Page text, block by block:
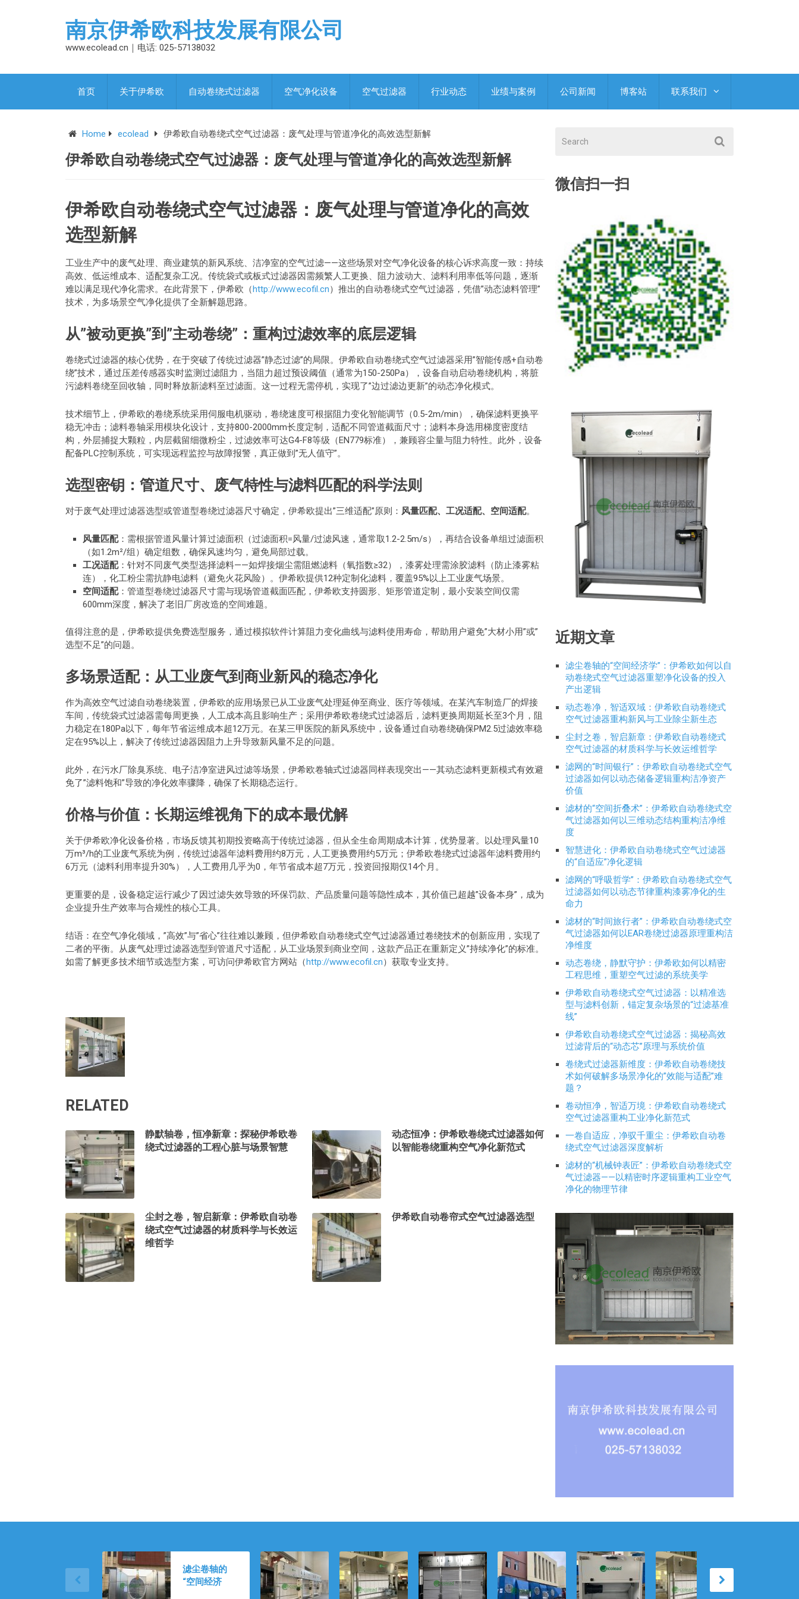
南京伊希欧科技发展有限公司
www.ecolead.cn｜电话: 025-57138032
首页 关于伊希欧 自动卷绕式过滤器 空气净化设备 空气过滤器 行业动态 业绩与案例 公司新闻 博客站 联系我们
Home ecolead 伊希欧自动卷绕式空气过滤器：废气处理与管道净化的高效选型新解
伊希欧自动卷绕式空气过滤器：废气处理与管道净化的高效选型新解
伊希欧自动卷绕式空气过滤器：废气处理与管道净化的高效
选型新解
工业生产中的废气处理、商业建筑的新风系统、洁净室的空气过滤——这些场景对空气净化设备的核心诉求高度一致：持续
高效、低运维成本、适配复杂工况。传统袋式或板式过滤器因需频繁人工更换、阻力波动大、滤料利用率低等问题，逐渐
难以满足现代净化需求。在此背景下，伊希欧（http://www.ecofil.cn）推出的自动卷绕式空气过滤器，凭借”动态滤料管理”
技术，为多场景空气净化提供了全新解题思路。
从”被动更换”到”主动卷绕”：重构过滤效率的底层逻辑
卷绕式过滤器的核心优势，在于突破了传统过滤器”静态过滤”的局限。伊希欧自动卷绕式空气过滤器采用”智能传感+自动卷
绕”技术，通过压差传感器实时监测过滤阻力，当阻力超过预设阈值（通常为150-250Pa），设备自动启动卷绕机构，将脏
污滤料卷绕至回收轴，同时释放新滤料至过滤面。这一过程无需停机，实现了”边过滤边更新”的动态净化模式。
技术细节上，伊希欧的卷绕系统采用伺服电机驱动，卷绕速度可根据阻力变化智能调节（0.5-2m/min），确保滤料更换平
稳无冲击；滤料卷轴采用模块化设计，支持800-2000mm长度定制，适配不同管道截面尺寸；滤料本身选用梯度密度结
构，外层捕捉大颗粒，内层截留细微粉尘，过滤效率可达G4-F8等级（EN779标准），兼顾容尘量与阻力特性。此外，设备
配备PLC控制系统，可实现远程监控与故障报警，真正做到”无人值守”。
选型密钥：管道尺寸、废气特性与滤料匹配的科学法则
对于废气处理过滤器选型或管道型卷绕过滤器尺寸确定，伊希欧提出”三维适配”原则： 风量匹配、工况适配、空间适配。
风量匹配：需根据管道风量计算过滤面积（过滤面积=风量/过滤风速，通常取1.2-2.5m/s），再结合设备单组过滤面积
（如1.2m²/组）确定组数，确保风速均匀，避免局部过载。
工况适配：针对不同废气类型选择滤料——如焊接烟尘需阻燃滤料（氧指数≥32），漆雾处理需涂胶滤料（防止漆雾粘
连），化工粉尘需抗静电滤料（避免火花风险）。伊希欧提供12种定制化滤料，覆盖95%以上工业废气场景。
空间适配：管道型卷绕过滤器尺寸需与现场管道截面匹配，伊希欧支持圆形、矩形管道定制，最小安装空间仅需
600mm深度，解决了老旧厂房改造的空间难题。
值得注意的是，伊希欧提供免费选型服务，通过模拟软件计算阻力变化曲线与滤料使用寿命，帮助用户避免”大材小用”或”
选型不足”的问题。
多场景适配：从工业废气到商业新风的稳态净化
作为高效空气过滤自动卷绕装置，伊希欧的应用场景已从工业废气处理延伸至商业、医疗等领域。在某汽车制造厂的焊接
车间，传统袋式过滤器需每周更换，人工成本高且影响生产；采用伊希欧卷绕式过滤器后，滤料更换周期延长至3个月，阻
力稳定在180Pa以下，每年节省运维成本超12万元。在某三甲医院的新风系统中，设备通过自动卷绕确保PM2.5过滤效率稳
定在95%以上，解决了传统过滤器因阻力上升导致新风量不足的问题。
此外，在污水厂除臭系统、电子洁净室进风过滤等场景，伊希欧卷轴式过滤器同样表现突出——其动态滤料更新模式有效避
免了”滤料饱和”导致的净化效率骤降，确保了长期稳态运行。
价格与价值：长期运维视角下的成本最优解
关于伊希欧净化设备价格，市场反馈其初期投资略高于传统过滤器，但从全生命周期成本计算，优势显著。以处理风量10
万m³/h的工业废气系统为例，传统过滤器年滤料费用约8万元，人工更换费用约5万元；伊希欧卷绕式过滤器年滤料费用约
6万元（滤料利用率提升30%），人工费用几乎为0，年节省成本超7万元，投资回报期仅14个月。
更重要的是，设备稳定运行减少了因过滤失效导致的环保罚款、产品质量问题等隐性成本，其价值已超越”设备本身”，成为
企业提升生产效率与合规性的核心工具。
结语：在空气净化领域，”高效”与”省心”往往难以兼顾，但伊希欧自动卷绕式空气过滤器通过卷绕技术的创新应用，实现了
二者的平衡。从废气处理过滤器选型到管道尺寸适配，从工业场景到商业空间，这款产品正在重新定义”持续净化”的标准。
如需了解更多技术细节或选型方案，可访问伊希欧官方网站（http://www.ecofil.cn）获取专业支持。
RELATED
静默轴卷，恒净新章：探秘伊希欧卷
绕式过滤器的工程心脏与场景智慧
动态恒净：伊希欧卷绕式过滤器如何
以智能卷绕重构空气净化新范式
尘封之卷，智启新章：伊希欧自动卷
绕式空气过滤器的材质科学与长效运
维哲学
伊希欧自动卷帘式空气过滤器选型
微信扫一扫
近期文章
滤尘卷轴的“空间经济学”：伊希欧如何以自
动卷绕式空气过滤器重塑净化设备的投入
产出逻辑
动态卷净，智适双域：伊希欧自动卷绕式
空气过滤器重构新风与工业除尘新生态
尘封之卷，智启新章：伊希欧自动卷绕式
空气过滤器的材质科学与长效运维哲学
滤网的“时间银行”：伊希欧自动卷绕式空气
过滤器如何以动态储备逻辑重构洁净资产
价值
滤材的“空间折叠术”：伊希欧自动卷绕式空
气过滤器如何以三维动态结构重构洁净维
度
智慧进化：伊希欧自动卷绕式空气过滤器
的“自适应”净化逻辑
滤网的“呼吸哲学”：伊希欧自动卷绕式空气
过滤器如何以动态节律重构漆雾净化的生
命力
滤材的“时间旅行者”：伊希欧自动卷绕式空
气过滤器如何以EAR卷绕过滤器原理重构洁
净维度
动态卷绕，静默守护：伊希欧如何以精密
工程思维，重塑空气过滤的系统美学
伊希欧自动卷绕式空气过滤器：以精准选
型与滤料创新，锚定复杂场景的“过滤基准
线”
伊希欧自动卷绕式空气过滤器：揭秘高效
过滤背后的“动态芯”原理与系统价值
卷绕式过滤器新维度：伊希欧自动卷绕技
术如何破解多场景净化的”效能与适配”难
题？
卷动恒净，智适万境：伊希欧自动卷绕式
空气过滤器重构工业净化新范式
一卷自适应，净驭千重尘：伊希欧自动卷
绕式空气过滤器深度解析
滤材的“机械钟表匠”：伊希欧自动卷绕式空
气过滤器——以精密时序逻辑重构工业空气
净化的物理节律
滤尘卷轴的
“空间经济
动态卷净，智适
双域：伊希欧自
动卷绕式空气过
滤器重构新风与
尘封之卷，智启
新章：伊希欧自
动卷绕式空气过
滤器的材质科学
滤网的“时间银
行”：伊希欧自动
卷绕式空气过滤
器如何以动态储
滤材的“时间旅行
者”：伊希欧自动
卷绕式空气过滤
器如何以EAR卷
滤网的“呼吸哲
学”：伊希欧自动
卷绕式空气过滤
器如何以动态节
智慧进化：伊希
欧自动卷绕式空
气过滤器的“自适
应”净化逻辑